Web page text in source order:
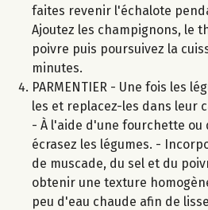
faites revenir l'échalote
Ajoutez les champignons, le
poivre puis poursuivez la
minutes.
PARMENTIER - Une fois les
les et replacez-les dans leur
- À l'aide d'une fourchette
écrasez les légumes. -
de muscade, du sel et du
obtenir une texture
peu d'eau chaude afin de